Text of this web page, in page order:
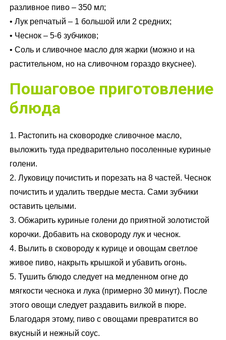
разливное пиво – 350 мл;
• Лук репчатый – 1 большой или 2 средних;
• Чеснок – 5-6 зубчиков;
• Соль и сливочное масло для жарки (можно и на
растительном, но на сливочном гораздо вкуснее).
Пошаговое приготовление
блюда
1. Растопить на сковородке сливочное масло,
выложить туда предварительно посоленные куриные
голени.
2. Луковицу почистить и порезать на 8 частей. Чеснок
почистить и удалить твердые места. Сами зубчики
оставить целыми.
3. Обжарить куриные голени до приятной золотистой
корочки. Добавить на сковороду лук и чеснок.
4. Вылить в сковороду к курице и овощам светлое
живое пиво, накрыть крышкой и убавить огонь.
5. Тушить блюдо следует на медленном огне до
мягкости чеснока и лука (примерно 30 минут). После
этого овощи следует раздавить вилкой в пюре.
Благодаря этому, пиво с овощами превратится во
вкусный и нежный соус.